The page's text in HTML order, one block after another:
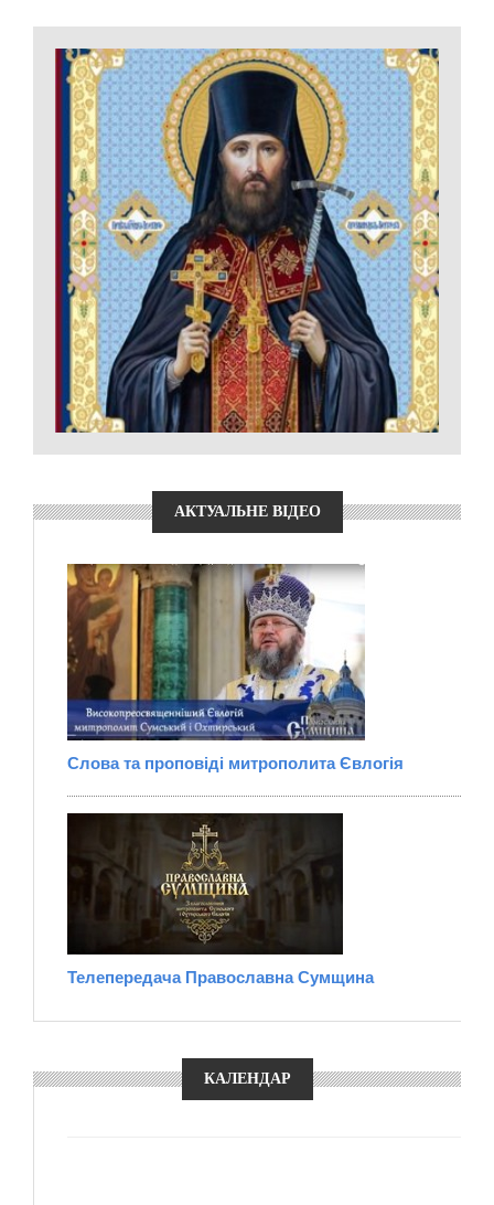
АКТУАЛЬНЕ ВІДЕО
Слова та проповіді митрополита Євлогія
Телепередача Православна Сумщина
КАЛЕНДАР